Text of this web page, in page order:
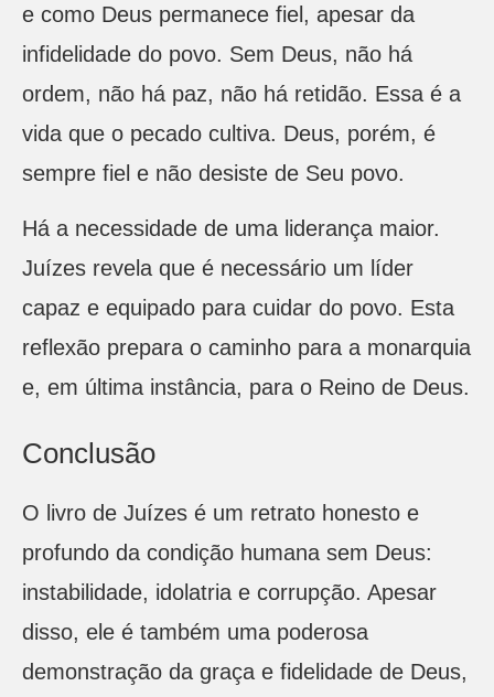
e como Deus permanece fiel, apesar da
infidelidade do povo. Sem Deus, não há
ordem, não há paz, não há retidão. Essa é a
vida que o pecado cultiva. Deus, porém, é
sempre fiel e não desiste de Seu povo.
Há a necessidade de uma liderança maior.
Juízes revela que é necessário um líder
capaz e equipado para cuidar do povo. Esta
reflexão prepara o caminho para a monarquia
e, em última instância, para o Reino de Deus.
Conclusão
O livro de Juízes é um retrato honesto e
profundo da condição humana sem Deus:
instabilidade, idolatria e corrupção. Apesar
disso, ele é também uma poderosa
demonstração da graça e fidelidade de Deus,